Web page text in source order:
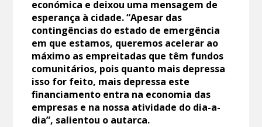
económica e deixou uma mensagem de
esperança à cidade. “Apesar das
contingências do estado de emergência
em que estamos, queremos acelerar ao
máximo as empreitadas que têm fundos
comunitários, pois quanto mais depressa
isso for feito, mais depressa este
financiamento entra na economia das
empresas e na nossa atividade do dia-a-
dia”, salientou o autarca.